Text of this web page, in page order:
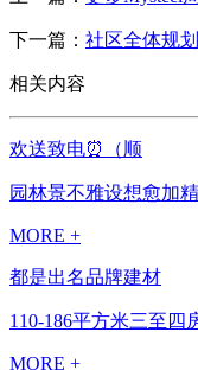
下一篇： 社区全体规
相关内容
欢送致电⏰️（顺
园林景不雅设想愈加
MORE +
都是出名品牌建材
110-186平方米三至
MORE +